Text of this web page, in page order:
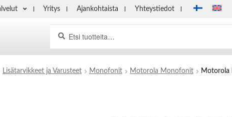
Yritys Ajankohtaista Yhteystiedot
Lisätarvikkeet ja Varusteet Monofonit Motorola Monofonit Motorola